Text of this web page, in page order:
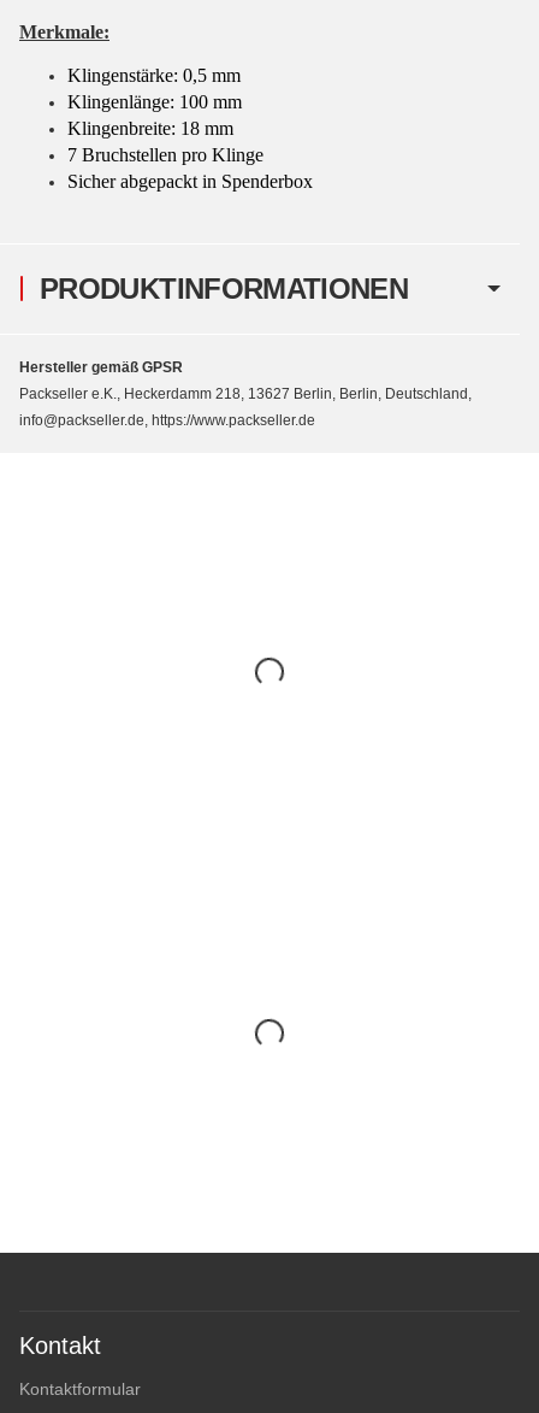
PRODUKTINFORMATIONEN
Merkmale:
Klingenstärke: 0,5 mm
Klingenlänge: 100 mm
Klingenbreite: 18 mm
7 Bruchstellen pro Klinge
Sicher abgepackt in Spenderbox
Hersteller gemäß GPSR
Packseller e.K., Heckerdamm 218, 13627 Berlin, Berlin, Deutschland,
info@packseller.de, https://www.packseller.de
Kontakt
Kontaktformular